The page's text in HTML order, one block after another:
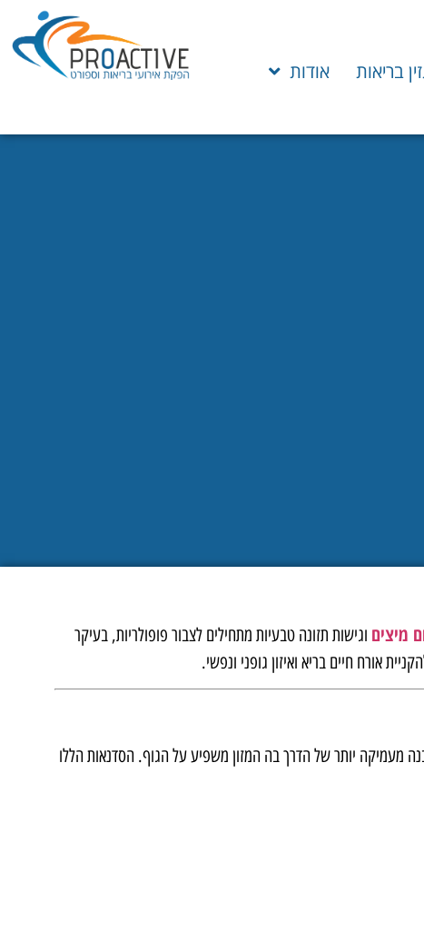
בריאות
אודות
מיצים וגישות תזונה טבעיות מתחילים לצבור פופולריות, בעיקר
אורח חיים בריא ואיזון גופני ונפשי.
מעמיקה יותר של הדרך בה המזון משפיע על הגוף. הסדנאות הללו